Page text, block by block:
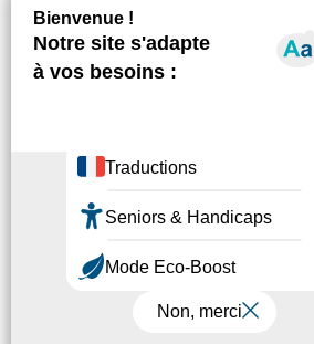
© – 2026 – Copyright – Site réalisé
Mentions légales
Plan du site